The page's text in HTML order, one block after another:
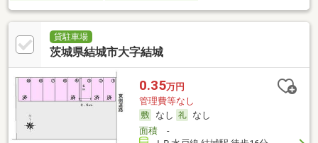
貸駐車場
茨城県結城市大字結城
0.35万円
管理費等なし
なし
なし
面積-